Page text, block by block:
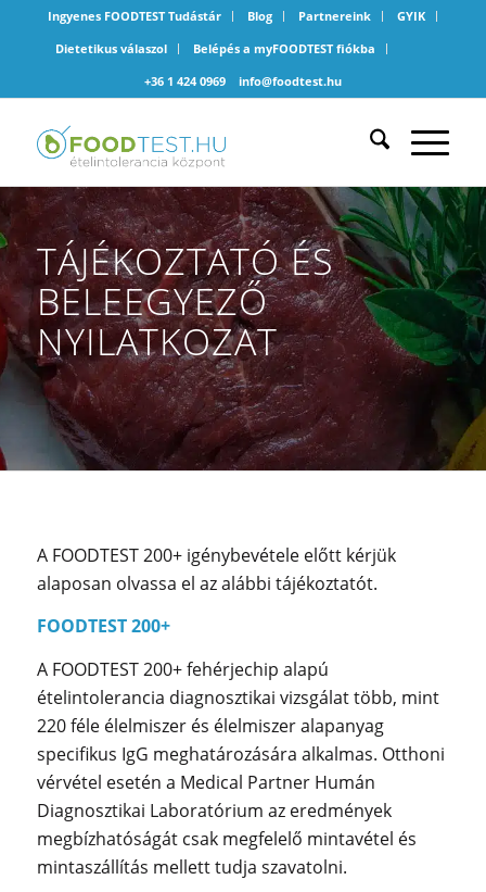
Ingyenes FOODTEST Tudástár Blog Partnereink
GYIK
Dietetikus válaszol
Belépés a myFOODTEST fiókba
+36 1 424 0969
info@foodtest.hu
TÁJÉKOZTATÓ ÉS
BELEEGYEZŐ
NYILATKOZAT
A FOODTEST 200+ igénybevétele előtt kérjük
alaposan olvassa el az alábbi tájékoztatót.
FOODTEST 200+
A FOODTEST 200+ fehérjechip alapú
ételintolerancia diagnosztikai vizsgálat több, mint
220 féle élelmiszer és élelmiszer alapanyag
specifikus IgG meghatározására alkalmas. Otthoni
vérvétel esetén a Medical Partner Humán
Diagnosztikai Laboratórium az eredmények
megbízhatóságát csak megfelelő mintavétel és
mintaszállítás mellett tudja szavatolni.